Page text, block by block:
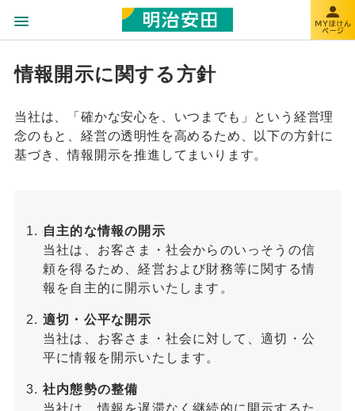
情報開示に関する方針
当社は、「確かな安心を、いつまでも」という経営理
念のもと、経営の透明性を高めるため、以下の方針に
基づき、情報開示を推進してまいります。
自主的な情報の開示
当社は、お客さま・社会からのいっそうの信
頼を得るため、経営および財務等に関する情
報を自主的に開示いたします。
適切・公平な開示
当社は、お客さま・社会に対して、適切・公
平に情報を開示いたします。
社内態勢の整備
当社は、情報を遅滞なく継続的に開示するた